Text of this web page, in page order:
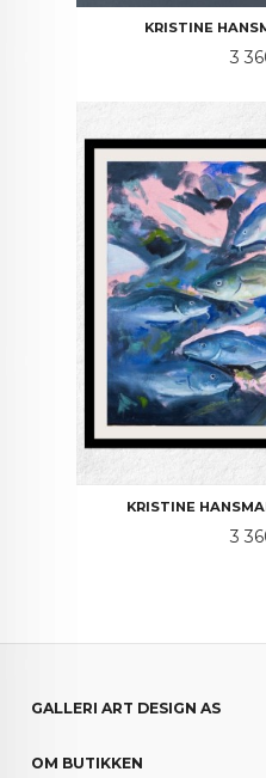
KRISTINE
Pris
3
KRISTINE
Pris
3
GALLERI ART DESIGN AS
OM BUTIKKEN